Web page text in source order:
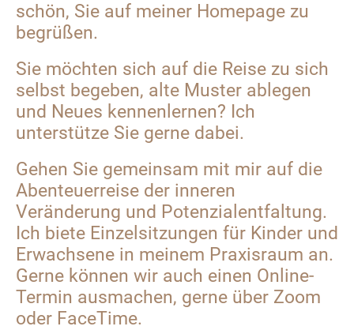
schön, Sie auf meiner Homepage zu
begrüßen.
Sie möchten sich auf die Reise zu sich
selbst begeben, alte Muster ablegen
und Neues kennenlernen? Ich
unterstütze Sie gerne dabei.
Gehen Sie gemeinsam mit mir auf die
Abenteuerreise der inneren
Veränderung und Potenzialentfaltung.
Ich biete Einzelsitzungen für Kinder und
Erwachsene in meinem Praxisraum an.
Gerne können wir auch einen Online-
Termin ausmachen, gerne über Zoom
oder FaceTime.